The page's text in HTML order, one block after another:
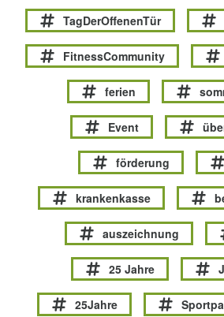
TagDerOffenenTür
FitnessCommunity
ferien
Event
förderung
krankenkasse
auszeichnung
25 Jahre
25Jahre